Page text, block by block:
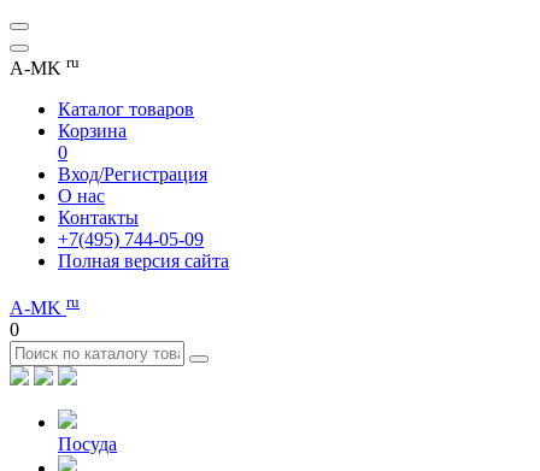
A-MK ru
Каталог товаров
Корзина
0
Вход/Регистрация
О нас
Контакты
+7(495) 744-05-09
Полная версия сайта
A-MK ru
0
Посуда